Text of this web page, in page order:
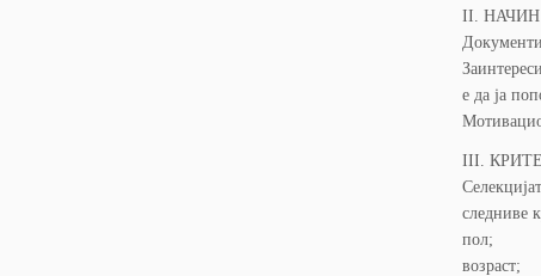
II.
е да ја
III.
следниве
пол;
возраст;